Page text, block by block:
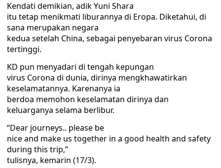
Kendati demikian, adik Yuni Shara
itu tetap menikmati liburannya di Eropa. Diketahui, di
sana merupakan negara
kedua setelah China, sebagai penyebaran virus Corona
tertinggi.
KD pun menyadari di tengah kepungan
virus Corona di dunia, dirinya mengkhawatirkan
keselamatannya. Karenanya ia
berdoa memohon keselamatan dirinya dan
keluarganya selama berlibur.
“Dear journeys.. please be
nice and make us together in a good health and safety
during this trip,”
tulisnya, kemarin (17/3).